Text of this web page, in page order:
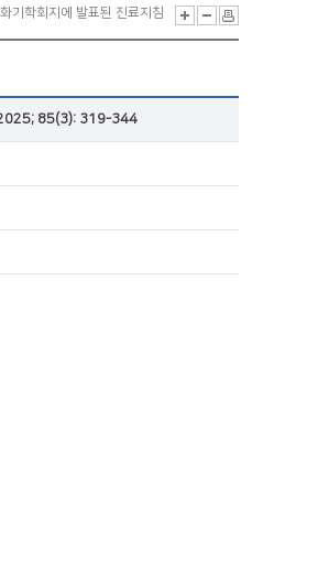
E-기학회지에 발표된 진료지침
85(3): 319-344